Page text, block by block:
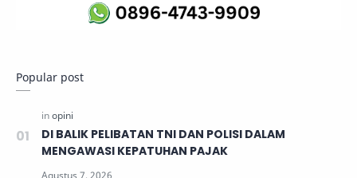
Popular post
DI BALIK PELIBATAN TNI DAN POLISI DALAM
MENGAWASI KEPATUHAN PAJAK